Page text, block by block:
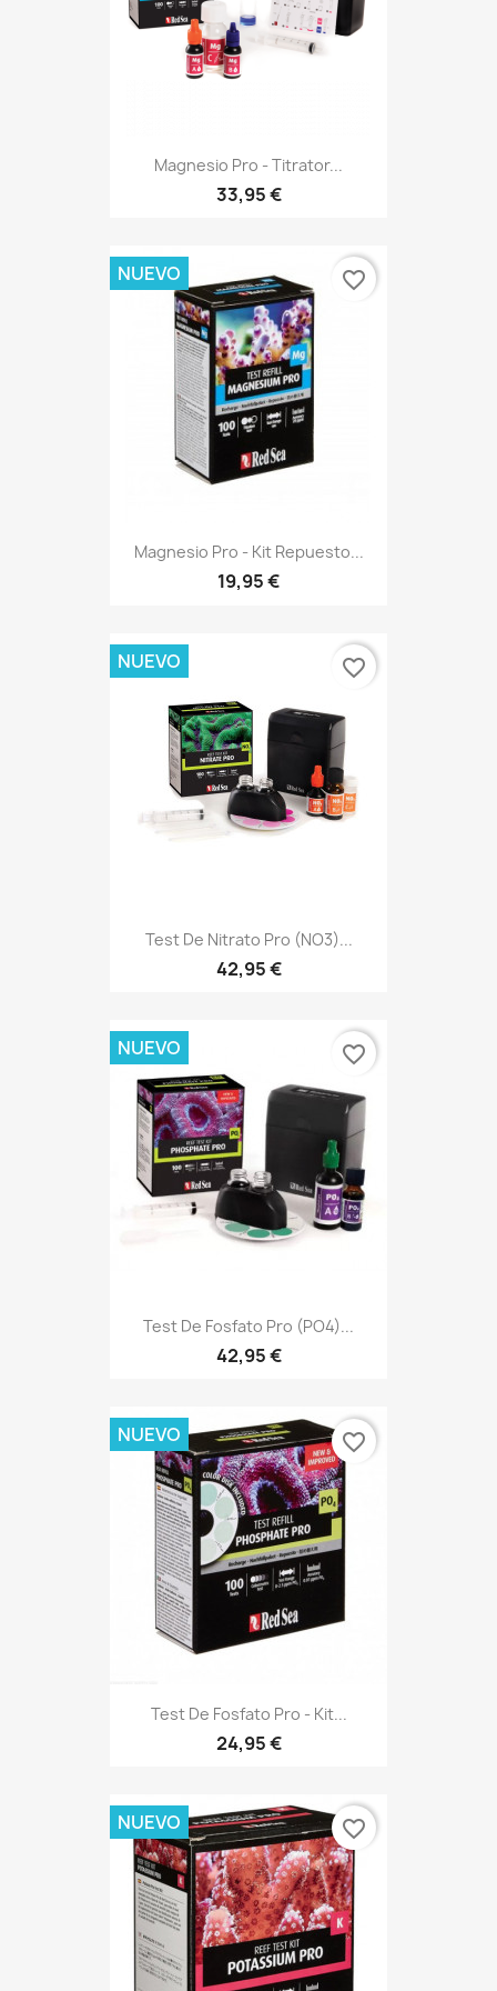
Magnesio Pro - Titrator...
33,95 €
Magnesio Pro - Kit Repuesto...
19,95 €
NUEVO favorite_border
Test De Nitrato Pro (NO3)...
42,95 €
NUEVO favorite_border
Test De Fosfato Pro (PO4)...
42,95 €
NUEVO favorite_border
Test De Fosfato Pro - Kit...
24,95 €
NUEVO favorite_border
NUEVO favorite_border